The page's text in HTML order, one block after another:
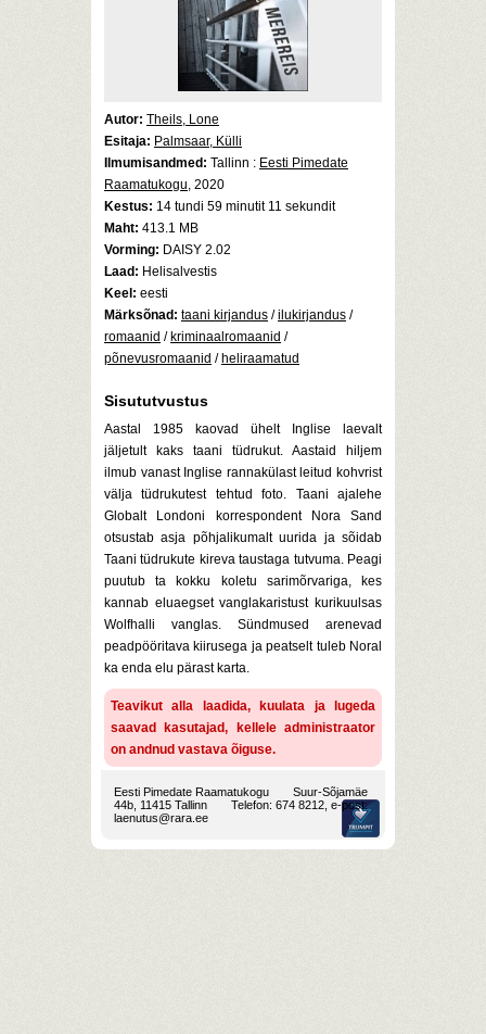
Autor: Theils, Lone
Esitaja: Palmsaar, Külli
Ilmumisandmed: Tallinn : Eesti Pimedate
Raamatukogu, 2020
Kestus: 14 tundi 59 minutit 11 sekundit
Maht: 413.1 MB
Vorming: DAISY 2.02
Laad: Helisalvestis
Keel: eesti
Märksõnad: taani kirjandus /ilukirjandus /
romaanid / kriminaalromaanid /
põnevusromaanid / heliraamatud
Sisututvustus
Aastal 1985 kaovad ühelt Inglise laevalt
jäljetult kaks taani tüdrukut. Aastaid hiljem
ilmub vanast Inglise rannakülast leitud kohvrist
välja tüdrukutest tehtud foto. Taani ajalehe
Globalt Londoni korrespondent Nora Sand
otsustab asja põhjalikumalt uurida ja sõidab
Taani tüdrukute kireva taustaga tutvuma. Peagi
puutub ta kokku koletu sarimõrvariga, kes
kannab eluaegset vanglakaristust kurikuulsas
Wolfhalli vanglas. Sündmused arenevad
peadpööritava kiirusega ja peatselt tuleb Noral
ka enda elu pärast karta.
Teavikut alla laadida, kuulata ja lugeda
saavad kasutajad, kellele administraator
on andnud vastava õiguse.
Eesti Pimedate Raamatukogu
Suur-Sõjamäe
44b, 11415 Tallinn
Telefon: 674 8212, e-post:
laenutus@rara.ee